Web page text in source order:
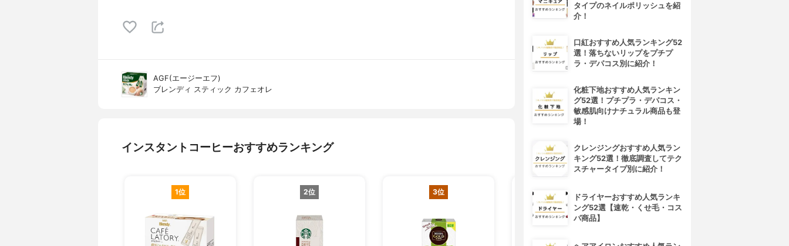
AGF(エージーエフ)
ブレンディ スティック カフェオレ
インスタントコーヒーおすすめランキング
1位 2位 3位 4位
タイプのネイルポリッシュを紹
介！
口紅おすすめ人気ランキング52
選！落ちないリップをプチプ
ラ・デパコス別に紹介！
化粧下地おすすめ人気ランキン
グ52選！プチプラ・デパコス・
敏感肌向けナチュラル商品も登
場！
クレンジングおすすめ人気ラン
キング52選！徹底調査してテク
スチャータイプ別に紹介！
ドライヤーおすすめ人気ランキ
ング52選【速乾・くせ毛・コス
パ商品】